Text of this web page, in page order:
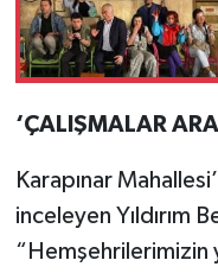
‘ÇALIŞMALAR
Karapınar
inceleyen Yıldırım
“Hemşehrilerimizin